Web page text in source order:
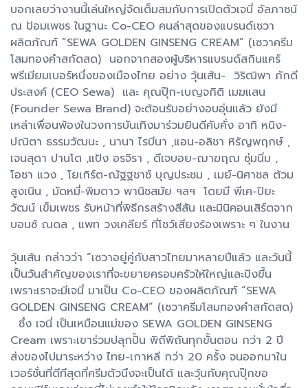
บอกเลยว่างานนี้เล่นใหญ่จัดเต็มสมกับการเปิดตัวเจนี่ อัลภาชน์
ณ ป้อมเพชร ในฐานะ Co-CEO คนล่าสุดของแบรนด์เซวา
ผลิตภัณฑ์ “SEWA GOLDEN GINSENG CREAM” (เซวาครีม
โสมทองคำสกัดสด) นอกจากสองผู้บริหารแบรนด์สกินแคร์
พรีเมียมเบอร์หนึ่งของเมืองไทย อย่าง วุ้นเส้น- วิริฒิพา ภักดี
ประสงค์ (CEO Sewa) และ คุณปุ๊ก-เบญจกิติ เมฆแสน
(Founder Sewa Brand) จะต้อนรับอย่างอบอุ่นแล้ว ยังมี
เหล่าเพื่อนพ้องในวงการบันเทิงมาร่วมยินดีคับคั่ง อาทิ หนิง-
ปณิตา ธรรมวัฒนะ , นานา ไรบีนา ,แอน-อลิชา หิรัญพฤกษ์ ,
เจนสุดา ปานโต ,แป้ง อรจิรา , ดีเจบอย-ฌาฆฤณ ชุ่มนิ่ม ,
โอซา แวง , โยเกิร์ต-ณัฐฐชาช์ บุญประชม , เมย์-นิศาชล ต้วม
สูงเนิน , มัดหมี่-พิมดาว พานิชสมัย ฯลฯ โดยมี พีเค-ปิยะ
วัฒน์ เข็มเพชร รับหน้าที่พิธีกรสร้างสีสัน และมินิคอนเสิร์ตจาก
บอนซ์ ณดล , แพท วงเคลียร์ ที่โชว์เสียงร้องเพราะ ๆ ในงาน
วุ้นเส้น กล่าวว่า “เซวาอยู่คู่กับสาวไทยมาหลายปีแล้ว และวันนี้
เป็นวันสำคัญของเราที่จะขยายครอบครัวให้ใหญ่และปังขึ้น
เพราะเราจะมีเจนี่ มาเป็น Co-CEO ของผลิตภัณฑ์ “SEWA
GOLDEN GINSENG CREAM” (เซวาครีมโสมทองคำสกัดสด)
ซึ่ง เจนี่ เป็นเหมือนแม่ของ SEWA GOLDEN GINSENG
Cream เพราะเขาร่วมปลุกปั้น พิถีพิถันทุกขั้นตอน กว่า 2 ปี
ส่งของไปมาระหว่าง ไทย-เกาหลี กว่า 20 ครั้ง จนออกมาใน
เวอร์ชั่นที่ดีทีสุดที่ครีมตัวนึงจะเป็นได้ และวุ้นกับคุณปุ๊กขอ